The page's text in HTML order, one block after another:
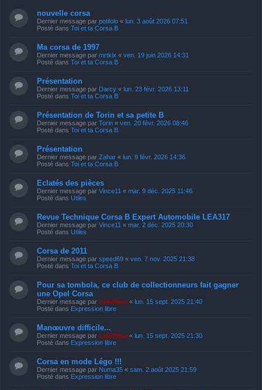
nouvelle corsa
Dernier message par potilolo « lun. 3 août 2026 07:51
Posté dans Toi et ta Corsa B
Ma corsa de 1997
Dernier message par mrtkix « ven. 19 juin 2026 14:31
Posté dans Toi et ta Corsa B
Présentation
Dernier message par Darcy « lun. 23 févr. 2026 13:11
Posté dans Toi et ta Corsa B
Présentation de Torin et sa petite B
Dernier message par Torin « ven. 20 févr. 2026 08:46
Posté dans Toi et ta Corsa B
Présentation
Dernier message par Zahar « lun. 9 févr. 2026 14:36
Posté dans Toi et ta Corsa B
Eclatés des pièces
Dernier message par Vince11 « mar. 9 déc. 2025 11:46
Posté dans Utiles
Revue Technique Corsa B Expert Automobile LEA317
Dernier message par Vince11 « mar. 2 déc. 2025 20:30
Posté dans Utiles
Corsa de 2011
Dernier message par speed69 « ven. 7 nov. 2025 21:38
Posté dans Toi et ta Corsa B
Pour sa tombola, ce club de collectionneurs fait gagner
une Opel Corsa
Dernier message par LeKiffeur « lun. 15 sept. 2025 21:40
Posté dans Expression libre
Manœuvre difficile...
Dernier message par LeKiffeur « lun. 15 sept. 2025 21:30
Posté dans Expression libre
Corsa en mode Légo !!!
Dernier message par Numa35 « sam. 2 août 2025 21:59
Posté dans Expression libre